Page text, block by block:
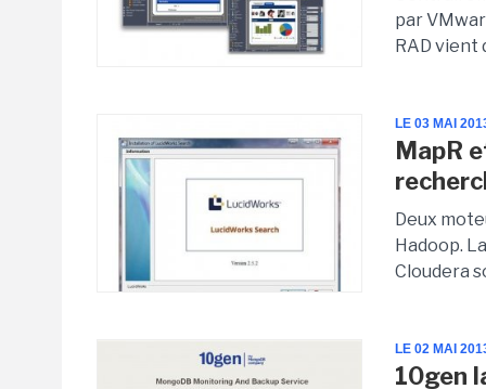
par
RAD
LE 03 MAI
MapR
Deux
Hadoop.
Cloudera
LE 02 MAI
10gen